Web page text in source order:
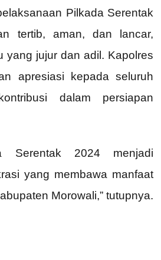
Pilkada Serentak
tertib, aman, dan lancar,
yang jujur dan adil. Kapolres
apresiasi kepada seluruh
dalam persiapan
Serentak 2024 menjadi
yang membawa manfaat
Morowali,” tutupnya.